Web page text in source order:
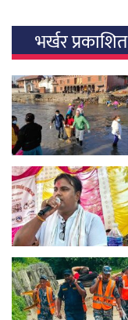
भर्खर प्रकाशित